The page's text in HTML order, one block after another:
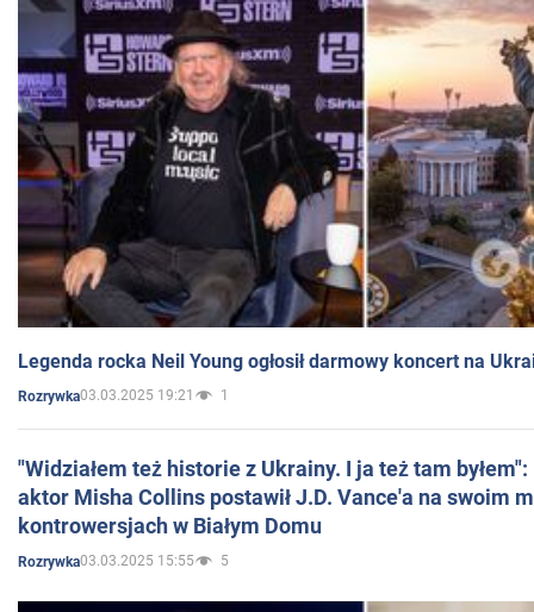
Legenda rocka Neil Young ogłosił darmowy koncert na
Rozrywka03.03.2025 19:21 1
"Widziałem też historie z Ukrainy. I ja też tam
aktor Misha Collins postawił J.D. Vance'a na swoim
kontrowersjach w Białym Domu
Rozrywka03.03.2025 15:55 5